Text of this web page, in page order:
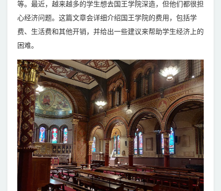
等。最近，越来越多的学生想去国王学院深造，但他们都很担
心经济问题。这篇文章会详细介绍国王学院的费用，包括学
费、生活费和其他开销，并给出一些建议来帮助学生经济上的
困难。